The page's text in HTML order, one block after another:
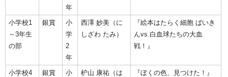
年
小学校1
～3年生
の部
銀賞
小
学
2
年
西澤 妙美（に
しざわ たみ）
『絵本はたらく細胞 ばいき
んvs.白血球たちの大血
戦！』
小学校4
銀賞
小
枦山 康祐（は
『ぼくの色、見つけた！』